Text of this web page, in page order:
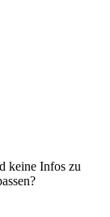
keine Infos zu